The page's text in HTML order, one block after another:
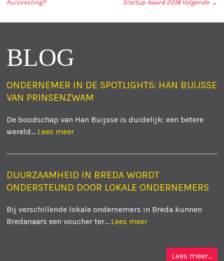
BERICHT NAVIGATIE
huisvesting?
Startup Award 2018 Volgende →
BLOG
ONDERNEMER IN DE SPOTLIGHTS: HAN BUIJSSE
VAN PRINSENZWAM
De boodschap van Han Buijsse is duidelijk: een betere
wereld... Lees meer
DUURZAAMHEID IN BREDA WORDT
ONDERSTEUND DOOR LOKALE ONDERNEMERS
Bij verschillende lokale ondernemers in Breda kunnen
Bredanaars een voucher ter... Lees meer
Lees meer...